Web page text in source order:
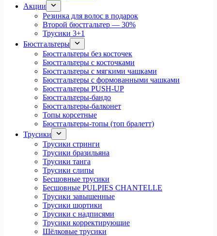
Акции
Резинка для волос в подарок
Второй бюстгальтер — 30%
Трусики 3+1
Бюстгальтеры
Бюстгальтеры без косточек
Бюстгальтеры с косточками
Бюстгальтеры с мягкими чашками
Бюстгальтеры с формованными чашками
Бюстгальтеры PUSH-UP
Бюстгальтеры-бандо
Бюстгальтеры-балконет
Топы корсетные
Бюстгальтеры-топы (топ бралетт)
Трусики
Трусики стринги
Трусики бразильяна
Трусики танга
Трусики слипы
Бесшовные трусики
Бесшовные PULPIES CHANTELLE
Трусики завышенные
Трусики шортики
Трусики с надписями
Трусики корректирующие
Шёлковые трусики